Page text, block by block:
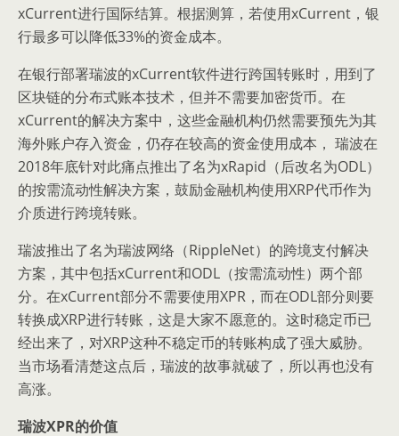
xCurrent进行国际结算。根据测算，若使用xCurrent，银
行最多可以降低33%的资金成本。
在银行部署瑞波的xCurrent软件进行跨国转账时，用到了
区块链的分布式账本技术，但并不需要加密货币。在
xCurrent的解决方案中，这些金融机构仍然需要预先为其
海外账户存入资金，仍存在较高的资金使用成本， 瑞波在
2018年底针对此痛点推出了名为xRapid（后改名为ODL）
的按需流动性解决方案，鼓励金融机构使用XRP代币作为
介质进行跨境转账。
瑞波推出了名为瑞波网络（RippleNet）的跨境支付解决
方案，其中包括xCurrent和ODL（按需流动性）两个部
分。在xCurrent部分不需要使用XPR，而在ODL部分则要
转换成XRP进行转账，这是大家不愿意的。这时稳定币已
经出来了，对XRP这种不稳定币的转账构成了强大威胁。
当市场看清楚这点后，瑞波的故事就破了，所以再也没有
高涨。
瑞波XPR的价值